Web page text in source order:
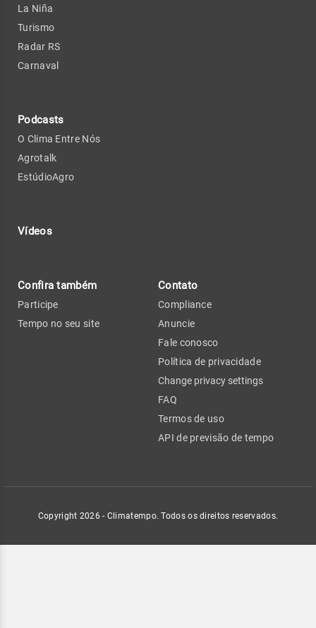
La Niña
Turismo
Radar RS
Carnaval
Podcasts
O Clima Entre Nós
Agrotalk
EstúdioAgro
Vídeos
Confira também
Participe
Tempo no seu site
Contato
Compliance
Anuncie
Fale conosco
Política de privacidade
Change privacy settings
FAQ
Termos de uso
API de previsão de tempo
Copyright 2026 - Climatempo. Todos os direitos reservados.